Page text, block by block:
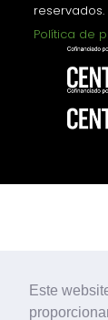
Este
reservados.
Política de